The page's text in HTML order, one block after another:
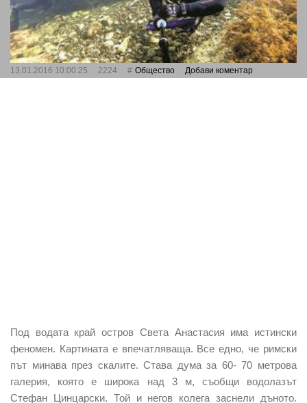
13.01.2016 10:00:25 2224 Общество Добави коментар
Под водата край остров Света Анастасия има истински
феномен. Картината е впечатляваща. Все едно, че римски
път минава през скалите. Става дума за 60- 70 метрова
галерия, която е широка над 3 м, съобщи водолазът
Стефан Цинцарски. Той и негов колега заснели дъното.